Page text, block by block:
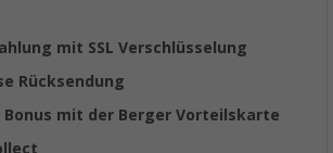
mit SSL Verschlüsselung
Rücksendung
Bonus mit der Berger Vorteilskarte